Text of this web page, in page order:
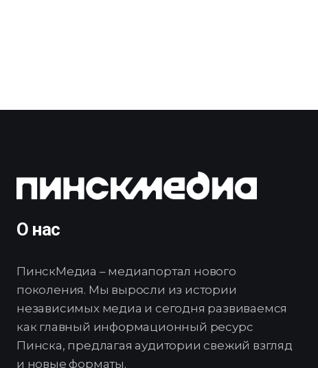
О нас
ПинскМедиа – медиапортал нового
поколения. Мы выросли из истории
независимых медиа и сегодня развиваемся
как главный информационный ресурс
Пинска, предлагая аудитории свежий взгляд
и новые форматы.